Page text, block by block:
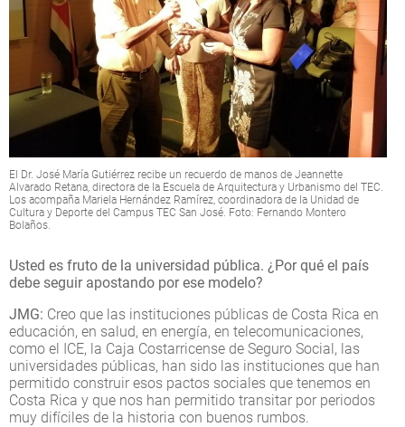
El Dr. José María Gutiérrez recibe un recuerdo de manos de Jeannette
Alvarado Retana, directora de la Escuela de Arquitectura y Urbanismo del TEC.
Los acompaña Mariela Hernández Ramírez, coordinadora de la Unidad de
Cultura y Deporte del Campus TEC San José. Foto: Fernando Montero
Bolaños.
Usted es fruto de la universidad pública. ¿Por qué el país
debe seguir apostando por ese modelo?
JMG: Creo que las instituciones públicas de Costa Rica en
educación, en salud, en energía, en telecomunicaciones,
como el ICE, la Caja Costarricense de Seguro Social, las
universidades públicas, han sido las instituciones que han
permitido construir esos pactos sociales que tenemos en
Costa Rica y que nos han permitido transitar por periodos
muy difíciles de la historia con buenos rumbos.